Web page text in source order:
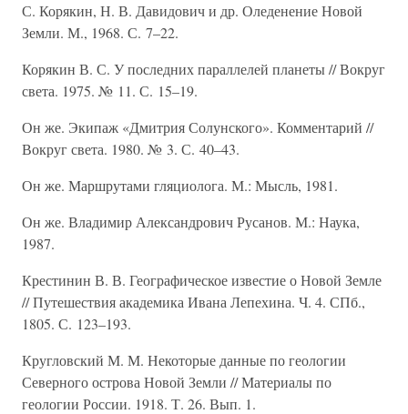
С. Корякин, Н. В. Давидович и др. Оледенение Новой
Земли. М., 1968. С. 7–22.
Корякин В. С. У последних параллелей планеты // Вокруг
света. 1975. № 11. С. 15–19.
Он же. Экипаж «Дмитрия Солунского». Комментарий //
Вокруг света. 1980. № 3. С. 40–43.
Он же. Маршрутами гляциолога. М.: Мысль, 1981.
Он же. Владимир Александрович Русанов. М.: Наука,
1987.
Крестинин В. В. Географическое известие о Новой Земле
// Путешествия академика Ивана Лепехина. Ч. 4. СПб.,
1805. С. 123–193.
Кругловский М. М. Некоторые данные по геологии
Северного острова Новой Земли // Материалы по
геологии России. 1918. Т. 26. Вып. 1.